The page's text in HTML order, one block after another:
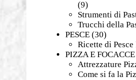
(9)
Strumenti di
Trucchi della
PESCE(30)
Ricette di
PIZZA E FOCACCE
Attrezzature
Come si fa la